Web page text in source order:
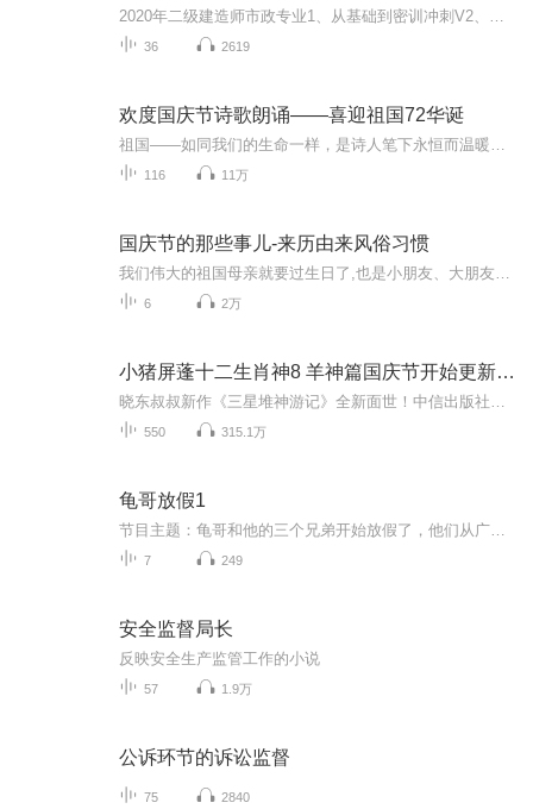
36 2619
欢度国庆节诗歌朗诵——喜迎祖国72华诞
116 11万
国庆节的那些事儿-来历由来风俗习惯
6 2万
小猪屏蓬十二生肖神8 羊神篇国庆节开始更新啦！
550 315.1万
龟哥放假1
7 249
安全监督局长
反映安全生产监管工作的小说
57 1.9万
公诉环节的诉讼监督
75 2840